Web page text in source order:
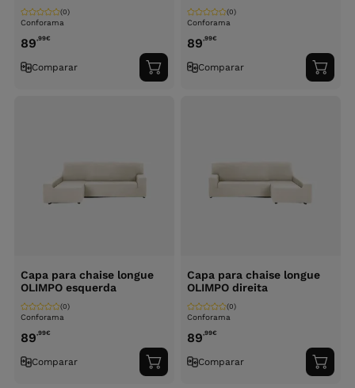
Conforama
(0)
89,99€
Comparar
Adicionar
ao
Conforama
(0)
89,99€
Comparar
ao
Capa para chaise longue
OLIMPO esquerda
Conforama
(0)
89,99€
Comparar
Adicionar
ao
Capa para chaise longue
OLIMPO direita
Conforama
(0)
89,99€
Comparar
ao